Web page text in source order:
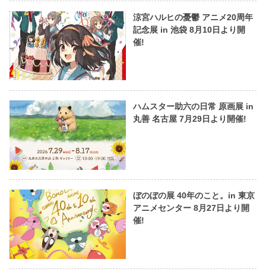
涼宮ハルヒの憂鬱 アニメ20周年
記念展 in 池袋 8月10日より開
催!
ハムスター助六の日常 原画展 in
丸善 名古屋 7月29日より開催!
ぼのぼの展 40年のこと。in 東京
アニメセンター 8月27日より開
催!